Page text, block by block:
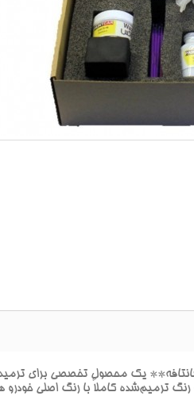
يک محصول تخصصي براي ترميم
ترميم‌شده کاملاً با رنگ اصلي خودرو